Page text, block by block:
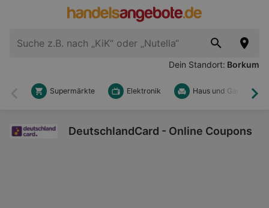
Dein Standort: Borkum
Zurück
Supermärkte Elektronik Haus und Garten
DeutschlandCard - Online Coupons